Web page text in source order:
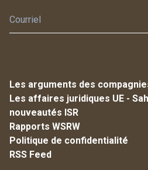
Les arguments des
Les affaires juridiques UE -
nouveautés ISR
Rapports WSRW
Politique de confidentialité
RSS Feed